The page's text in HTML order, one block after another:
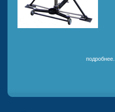
подробнее...